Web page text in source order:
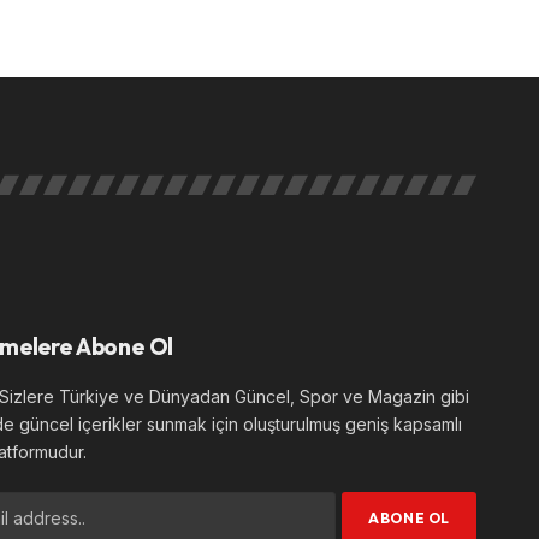
Abone Ol
Türkiye ve Dünyadan Güncel, Spor ve Magazin gibi
güncel içerikler sunmak için oluşturulmuş geniş kapsamlı